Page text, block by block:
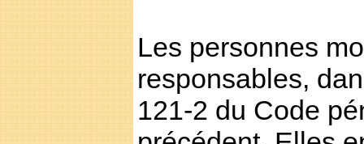
Les personnes
responsables,
121-2 du Code